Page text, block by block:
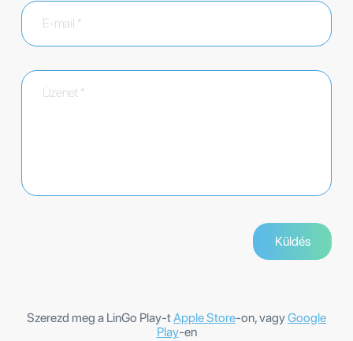
Szerezd meg a LinGo Play-tApple Store-on, vagyGoogle
Play-en